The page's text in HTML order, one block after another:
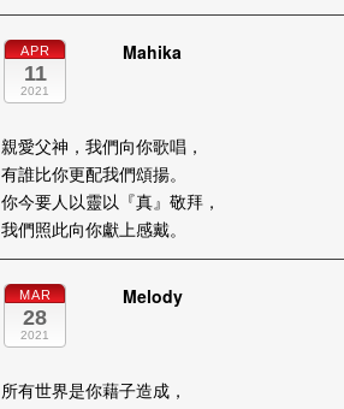
APR
11
2021
Mahika
親愛父神，我們向你歌唱，
有誰比你更配我們頌揚。
你今要人以靈以『真』敬拜，
我們照此向你獻上感戴。
MAR
28
2021
Melody
所有世界是你藉子造成，